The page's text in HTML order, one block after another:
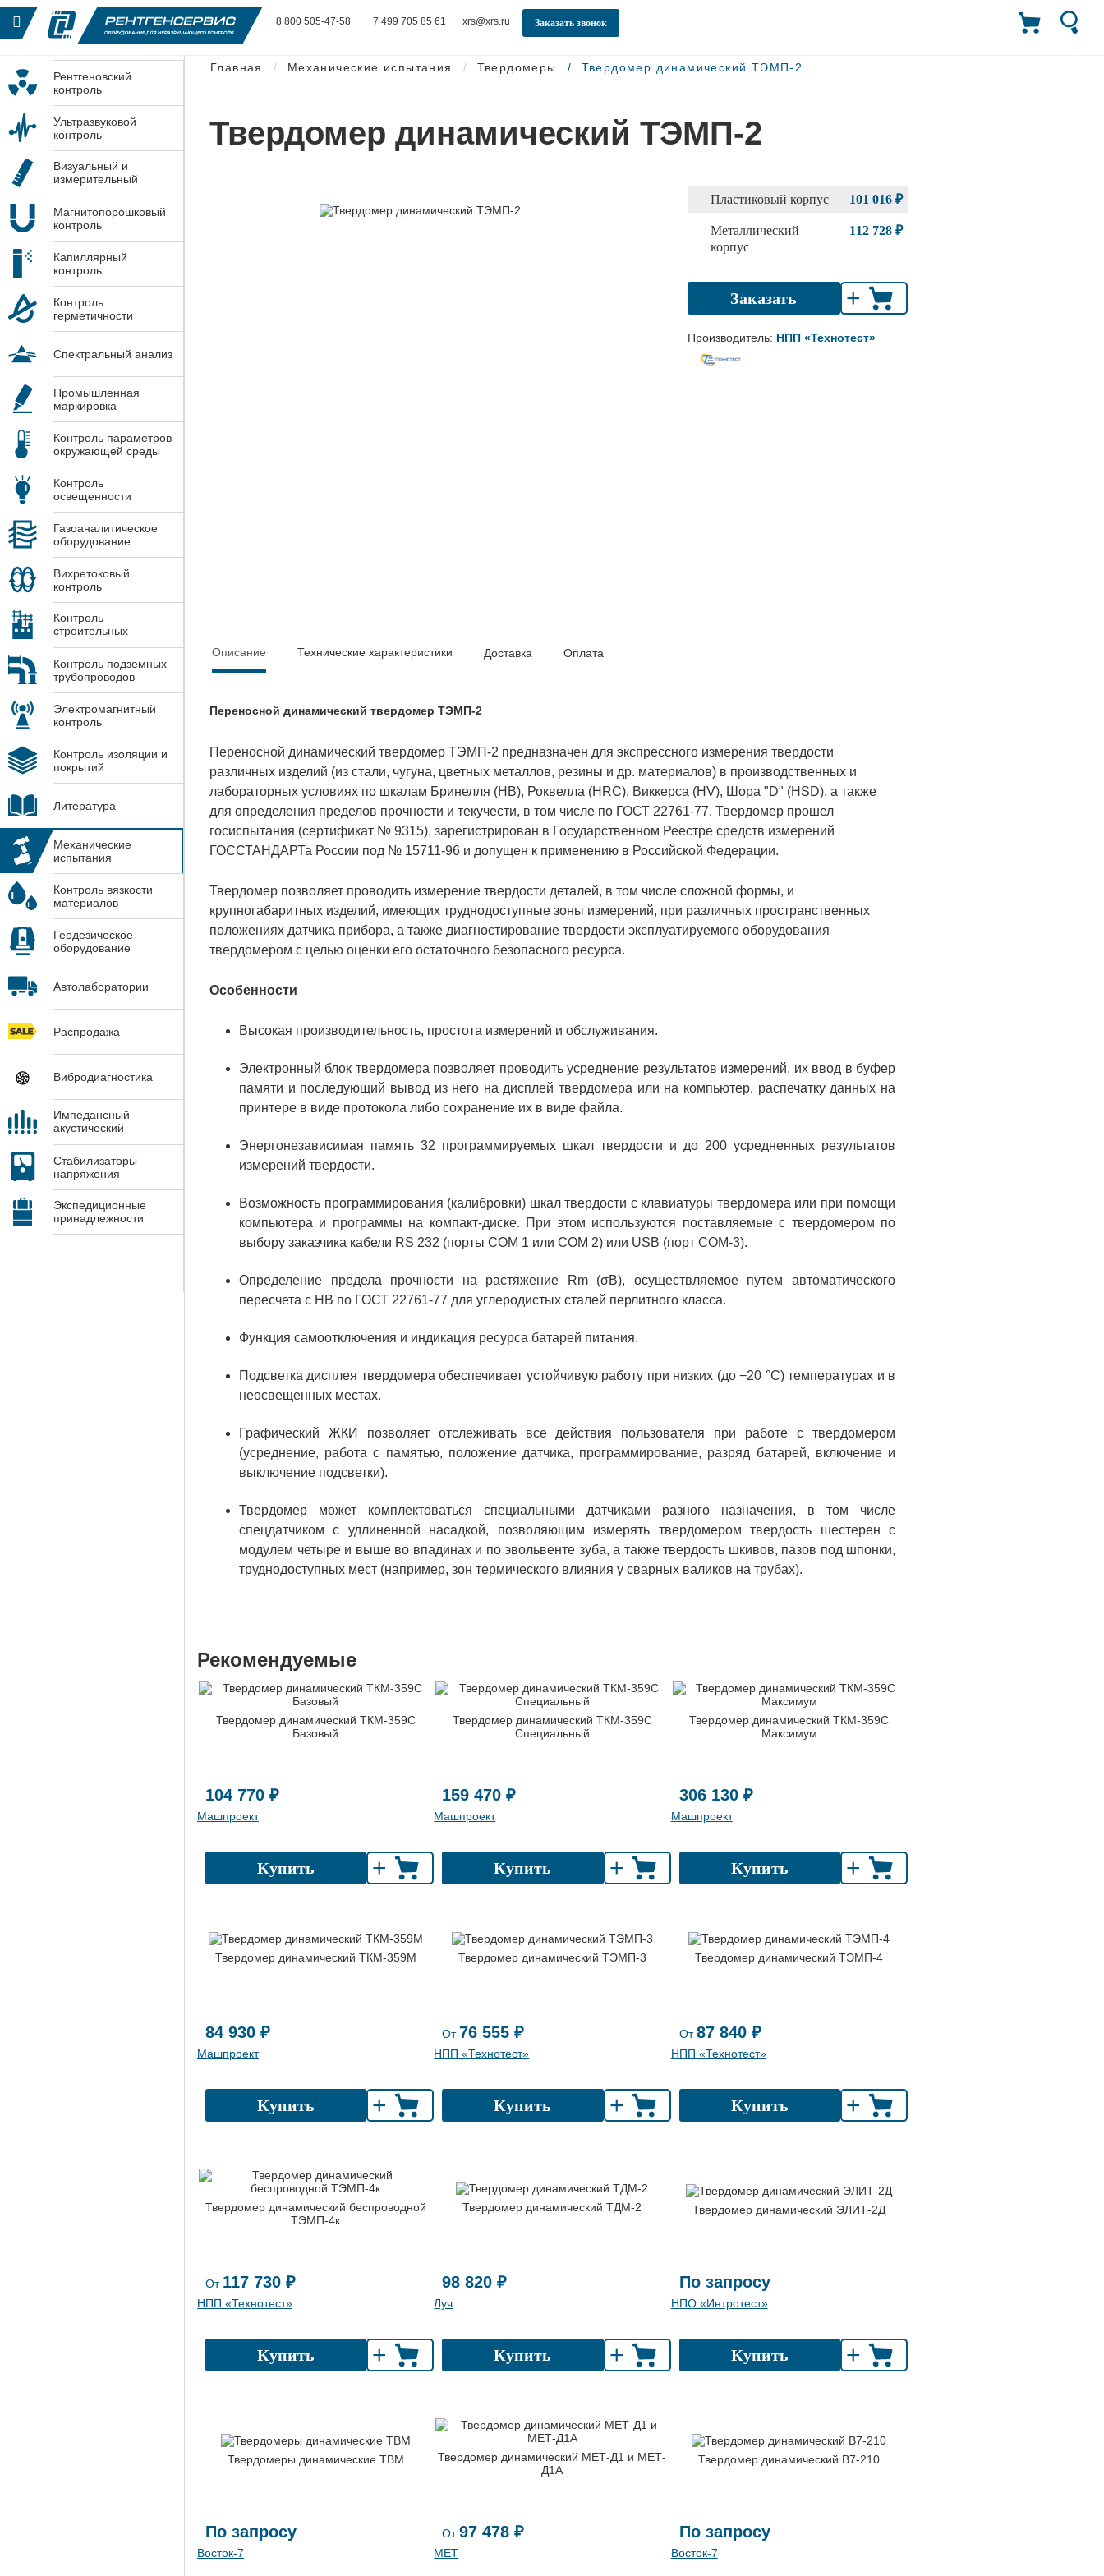
8 800 505-47-58 +7 499 705 85 61 xrs@xrs.ru Заказать звонок
Рентгеновский
контроль
Ультразвуковой
контроль
Визуальный и
измерительный
Магнитопорошковый
контроль
Капиллярный
контроль
Контроль
герметичности
Спектральный анализ
Промышленная
маркировка
Контроль параметров
окружающей среды
Контроль
освещенности
Газоаналитическое
оборудование
Вихретоковый
контроль
Контроль
строительных
Контроль подземных
трубопроводов
Электромагнитный
контроль
Контроль изоляции и
покрытий
Литература
Механические
испытания
Контроль вязкости
материалов
Геодезическое
оборудование
Автолаборатории
Распродажа
Вибродиагностика
Импедансный
акустический
Стабилизаторы
напряжения
Экспедиционные
принадлежности
Главная Механические испытания Твердомеры Твердомер динамический ТЭМП-2
Твердомер динамический ТЭМП-2
101 016 ₽
Пластиковый корпус
112 728 ₽
Металлический
корпус
Заказать +
Производитель: НПП «Технотест»
Описание Технические характеристики Доставка Оплата
Переносной динамический твердомер ТЭМП-2
Переносной динамический твердомер ТЭМП-2 предназначен для экспрессного измерения твердости
различных изделий (из стали, чугуна, цветных металлов, резины и др. материалов) в производственных и
лабораторных условиях по шкалам Бринелля (НВ), Роквелла (HRC), Виккерса (HV), Шора "D" (HSD), а также
для определения пределов прочности и текучести, в том числе по ГОСТ 22761-77. Твердомер прошел
госиспытания (сертификат № 9315), зарегистрирован в Государственном Реестре средств измерений
ГОССТАНДАРТа России под № 15711-96 и допущен к применению в Российской Федерации.
Твердомер позволяет проводить измерение твердости деталей, в том числе сложной формы, и
крупногабаритных изделий, имеющих труднодоступные зоны измерений, при различных пространственных
положениях датчика прибора, а также диагностирование твердости эксплуатируемого оборудования
твердомером с целью оценки его остаточного безопасного ресурса.
Особенности
Высокая производительность, простота измерений и обслуживания.
Электронный блок твердомера позволяет проводить усреднение результатов измерений, их ввод в буфер
памяти и последующий вывод из него на дисплей твердомера или на компьютер, распечатку данных на
принтере в виде протокола либо сохранение их в виде файла.
Энергонезависимая память 32 программируемых шкал твердости и до 200 усредненных результатов
измерений твердости.
Возможность программирования (калибровки) шкал твердости с клавиатуры твердомера или при помощи
компьютера и программы на компакт-диске. При этом используются поставляемые с твердомером по
выбору заказчика кабели RS 232 (порты СОМ 1 или СОМ 2) или USB (порт COM-3).
Определение предела прочности на растяжение Rm (σB), осуществляемое путем автоматического
пересчета с НВ по ГОСТ 22761-77 для углеродистых сталей перлитного класса.
Функция самоотключения и индикация ресурса батарей питания.
Подсветка дисплея твердомера обеспечивает устойчивую работу при низких (до −20 °C) температурах и в
неосвещенных местах.
Графический ЖКИ позволяет отслеживать все действия пользователя при работе с твердомером
(усреднение, работа с памятью, положение датчика, программирование, разряд батарей, включение и
выключение подсветки).
Твердомер может комплектоваться специальными датчиками разного назначения, в том числе
спецдатчиком с удлиненной насадкой, позволяющим измерять твердомером твердость шестерен с
модулем четыре и выше во впадинах и по эвольвенте зуба, а также твердость шкивов, пазов под шпонки,
труднодоступных мест (например, зон термического влияния у сварных валиков на трубах).
Рекомендуемые
Твердомер динамический ТКМ-359C
Базовый
104 770 ₽
Машпроект
Купить +
Твердомер динамический ТКМ-359C
Специальный
159 470 ₽
Машпроект
Купить +
Твердомер динамический ТКМ-359C
Максимум
306 130 ₽
Машпроект
Купить +
Твердомер динамический ТКМ-359М
84 930 ₽
Машпроект
Купить +
Твердомер динамический ТЭМП-3
От 76 555 ₽
НПП «Технотест»
Купить +
Твердомер динамический ТЭМП-4
От87 840 ₽
НПП «Технотест»
Купить +
Твердомер динамический беспроводной
ТЭМП-4к
От 117 730 ₽
НПП «Технотест»
Купить +
Твердомер динамический ТДМ-2
98 820 ₽
Луч
Купить +
Твердомер динамический ЭЛИТ-2Д
По запросу
НПО «Интротест»
Купить +
Твердомеры динамические ТВМ
По запросу
Восток-7
Твердомер динамический МЕТ-Д1 и МЕТ-
Д1А
От97 478 ₽
МЕТ
Твердомер динамический В7-210
По запросу
Восток-7